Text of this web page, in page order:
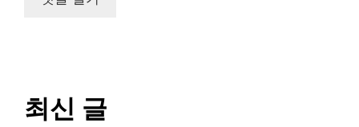
최신 글